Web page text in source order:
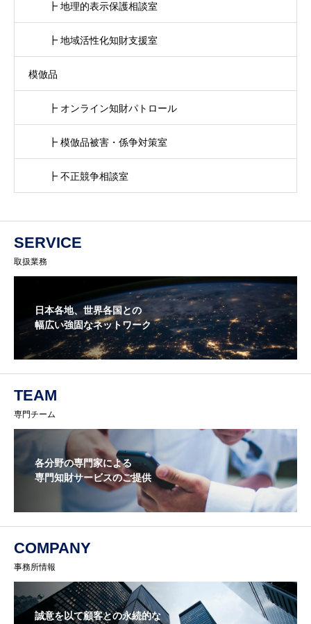
┣ 地理的表示保護相談室
┣ 地域活性化知財支援室
模倣品
┣ オンライン知財パトロール
┣ 模倣品被害・係争対策室
┣ 不正競争相談室
SERVICE
取扱業務
日本各地、世界各国との
幅広い強固なネットワーク
TEAM
専門チーム
各分野の専門家による
専門知財サービスのご提供
COMPANY
事務所情報
誠意を以て顧客との永続的な